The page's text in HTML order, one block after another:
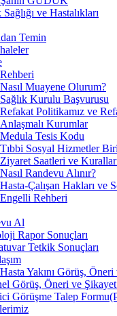
ve Hastalıkları
Temin
Nasıl Muayene Olurum?
Sağlık Kurulu Başvurusu
Refakat Politikamız ve
Anlaşmalı Kurumlar
Medula Tesis Kodu
Tıbbi Sosyal Hizmetler
Ziyaret Saatleri ve
Nasıl Randevu Alınır?
Hasta-Çalışan Hakları ve
Engelli Rehberi
Al
Rapor Sonuçları
Tetkik Sonuçları
Yakını Görüş,
Görüş, Öneri ve
Görüşme Talep